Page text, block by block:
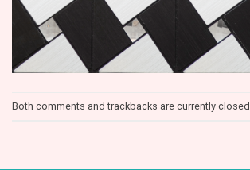
Both comments and trackbacks are currently closed.